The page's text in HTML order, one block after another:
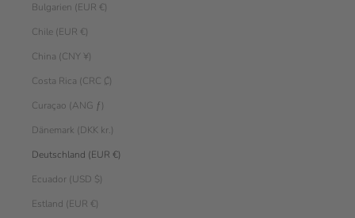
Bulgarien (EUR €)
Chile (EUR €)
China (CNY ¥)
Costa Rica (CRC ₡)
Curaçao (ANG ƒ)
Dänemark (DKK kr.)
Deutschland (EUR €)
Ecuador (USD $)
Estland (EUR €)